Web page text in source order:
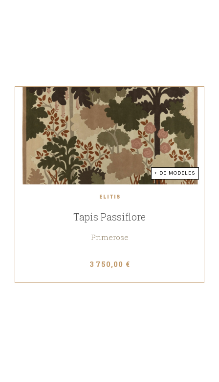
+ DE MODÈLES
ELITIS
Tapis Passiflore
Primerose
3 750,00 €